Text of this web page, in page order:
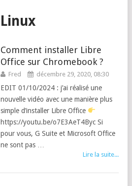
Linux
Comment installer Libre
Office sur Chromebook ?
Fred décembre 29, 2020, 08:30
EDIT 01/10/2024 : j’ai réalisé une
nouvelle vidéo avec une manière plus
simple d’installer Libre Office
https://youtu.be/o7E3AeT4Byc Si
pour vous, G Suite et Microsoft Office
ne sont pas …
Lire la suite...